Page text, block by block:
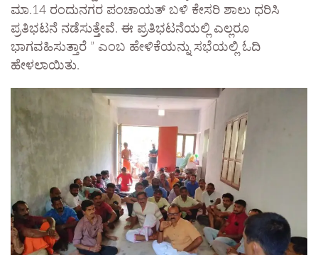
ಮಾ.14 ರಂದುನಗರ ಪಂಚಾಯತ್ ಬಳಿ ಕೇಸರಿ ಶಾಲು ಧರಿಸಿ
ಪ್ರತಿಭಟನೆ ನಡೆಸುತ್ತೇವೆ. ಈ ಪ್ರತಿಭಟನೆಯಲ್ಲಿ ಎಲ್ಲರೂ
ಭಾಗವಹಿಸುತ್ತಾರೆ ” ಎಂಬ ಹೇಳಿಕೆಯನ್ನು ಸಭೆಯಲ್ಲಿ ಓದಿ
ಹೇಳಲಾಯಿತು.